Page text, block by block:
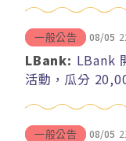
一般公告 08/05
LBank: LBank
活動，瓜分
一般公告 08/05